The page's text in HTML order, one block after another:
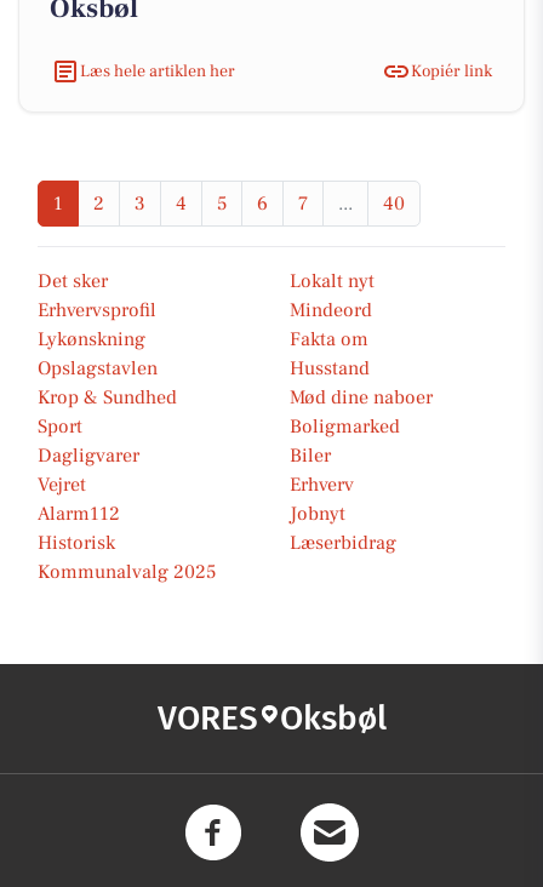
Oksbøl
Læs hele artiklen her Kopiér link
1 2 3 4 5 6 7 ... 40
Det sker
Lokalt nyt
Erhvervsprofil
Mindeord
Lykønskning
Fakta om
Opslagstavlen
Husstand
Krop & Sundhed
Mød dine naboer
Sport
Boligmarked
Dagligvarer
Biler
Vejret
Erhverv
Alarm112
Jobnyt
Historisk
Læserbidrag
Kommunalvalg 2025
VORES Oksbøl